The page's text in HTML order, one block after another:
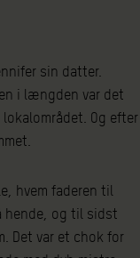
sin datter.
i længden var det
Og efter
hvem faderen til
hende, og til sidst
Det var et chok for